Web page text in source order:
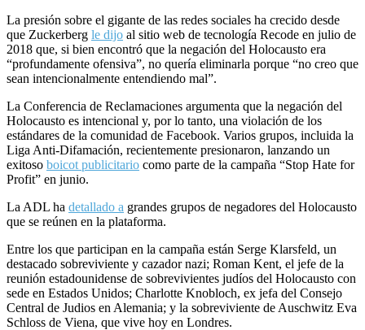
La presión sobre el gigante de las redes sociales ha crecido desde
que Zuckerberg le dijo al sitio web de tecnología Recode en julio de
2018 que, si bien encontró que la negación del Holocausto era
“profundamente ofensiva”, no quería eliminarla porque “no creo que
sean intencionalmente entendiendo mal”.
La Conferencia de Reclamaciones argumenta que la negación del
Holocausto es intencional y, por lo tanto, una violación de los
estándares de la comunidad de Facebook. Varios grupos, incluida la
Liga Anti-Difamación, recientemente presionaron, lanzando un
exitoso boicot publicitario como parte de la campaña “Stop Hate for
Profit” en junio.
La ADL ha detallado a grandes grupos de negadores del Holocausto
que se reúnen en la plataforma.
Entre los que participan en la campaña están Serge Klarsfeld, un
destacado sobreviviente y cazador nazi; Roman Kent, el jefe de la
reunión estadounidense de sobrevivientes judíos del Holocausto con
sede en Estados Unidos; Charlotte Knobloch, ex jefa del Consejo
Central de Judios en Alemania; y la sobreviviente de Auschwitz Eva
Schloss de Viena, que vive hoy en Londres.